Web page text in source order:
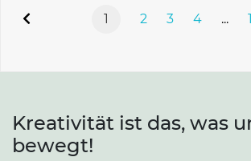
1 2 3 4 ...
Kreativität ist das, was
bewegt!